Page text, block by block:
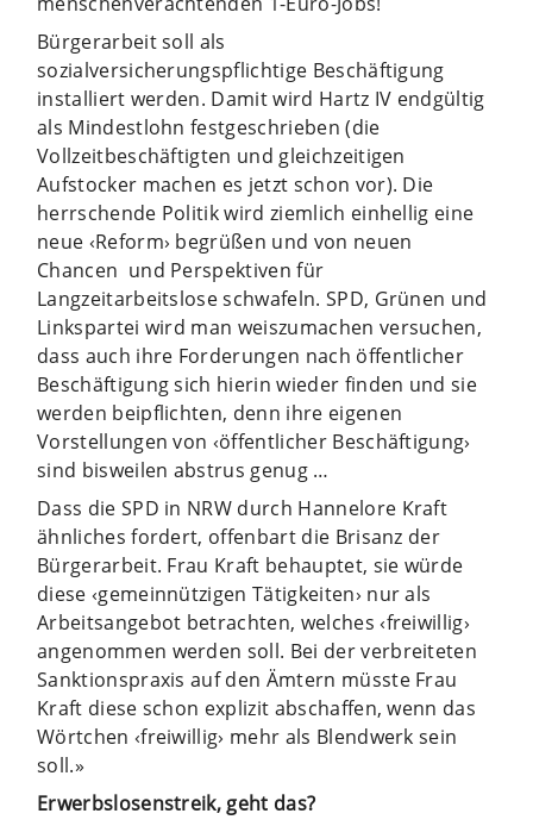
Bürgerarbeit soll als
sozialversicherungspflichtige Beschäftigung
installiert werden. Damit wird Hartz IV endgültig
als Mindestlohn festgeschrieben (die
Vollzeitbeschäftigten und gleichzeitigen
Aufstocker machen es jetzt schon vor). Die
herrschende Politik wird ziemlich einhellig eine
neue ‹Reform› begrüßen und von neuen
Chancen und Perspektiven für
Langzeitarbeitslose schwafeln. SPD, Grünen und
Linkspartei wird man weiszumachen versuchen,
dass auch ihre Forderungen nach öffentlicher
Beschäftigung sich hierin wieder finden und sie
werden beipflichten, denn ihre eigenen
Vorstellungen von ‹öffentlicher Beschäftigung›
sind bisweilen abstrus genug …
Dass die SPD in NRW durch Hannelore Kraft
ähnliches fordert, offenbart die Brisanz der
Bürgerarbeit. Frau Kraft behauptet, sie würde
diese ‹gemeinnützigen Tätigkeiten› nur als
Arbeitsangebot betrachten, welches ‹freiwillig›
angenommen werden soll. Bei der verbreiteten
Sanktionspraxis auf den Ämtern müsste Frau
Kraft diese schon explizit abschaffen, wenn das
Wörtchen ‹freiwillig› mehr als Blendwerk sein
soll.»
Erwerbslosenstreik, geht das?